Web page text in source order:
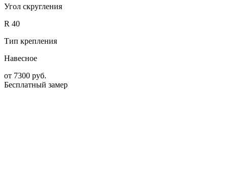
Угол скругления
R 40
Тип крепления
Навесное
от 7300 руб.
Бесплатный замер